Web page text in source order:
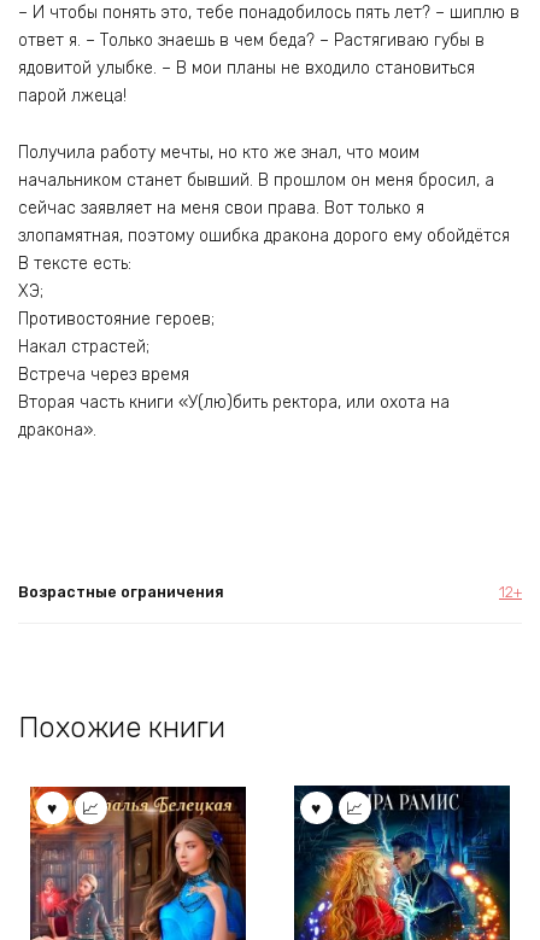
– И чтобы понять это, тебе понадобилось пять лет? – шиплю в
ответ я. – Только знаешь в чем беда? – Растягиваю губы в
ядовитой улыбке. – В мои планы не входило становиться
парой лжеца!
Получила работу мечты, но кто же знал, что моим
начальником станет бывший. В прошлом он меня бросил, а
сейчас заявляет на меня свои права. Вот только я
злопамятная, поэтому ошибка дракона дорого ему обойдётся
В тексте есть:
ХЭ;
Противостояние героев;
Накал страстей;
Встреча через время
Вторая часть книги «У(лю)бить ректора, или охота на
дракона».
Возрастные ограничения 12+
Похожие книги